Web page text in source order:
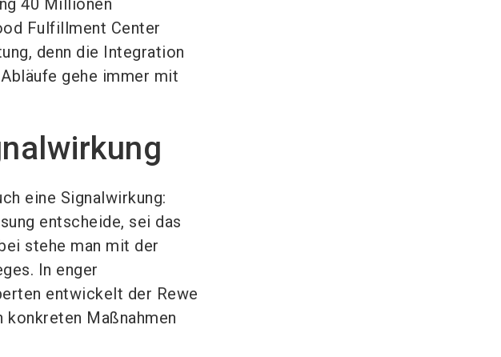
40 Millionen
Fulfillment Center
denn die Integration
gehe immer mit
eine Signalwirkung:
entscheide, sei das
stehe man mit der
In enger
entwickelt der Rewe
Maßnahmen